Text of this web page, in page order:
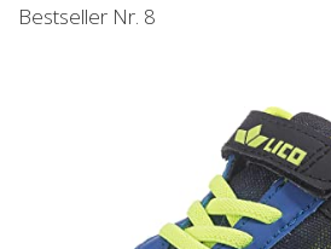
Bestseller Nr. 8